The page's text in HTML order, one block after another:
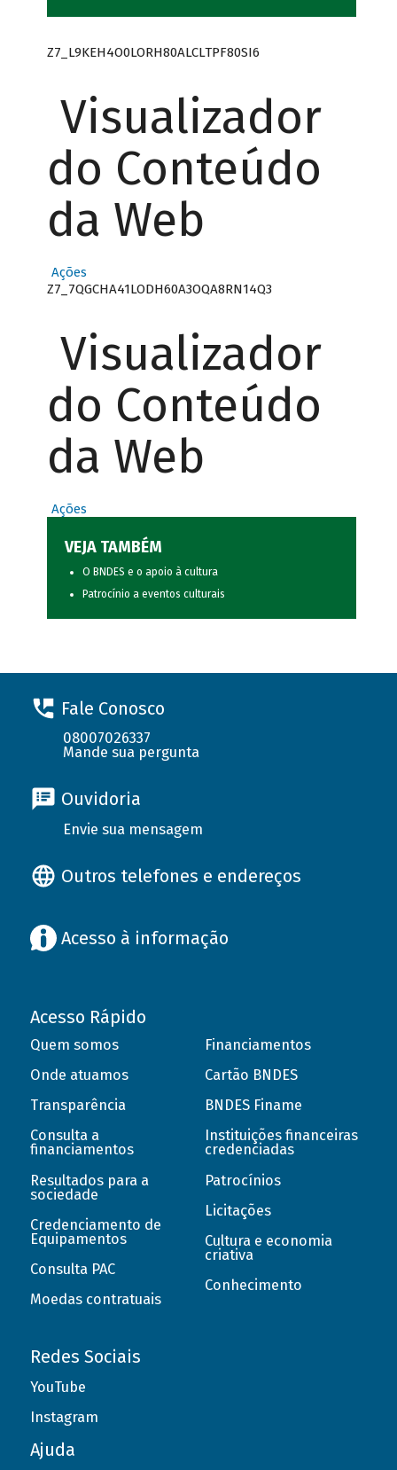
Z7_L9KEH4O0LORH80ALCLTPF80SI6
Visualizador
do Conteúdo
da Web
Ações
Z7_7QGCHA41LODH60A3OQA8RN14Q3
Visualizador
do Conteúdo
da Web
Ações
VEJA TAMBÉM
O BNDES e o apoio à cultura
Patrocínio a eventos culturais
Fale Conosco
08007026337
Mande sua pergunta
Ouvidoria
Envie sua mensagem
Outros telefones e endereços
Acesso à informação
Acesso Rápido
Quem somos
Onde atuamos
Transparência
Consulta a
financiamentos
Resultados para a
sociedade
Credenciamento de
Equipamentos
Consulta PAC
Moedas contratuais
Financiamentos
Cartão BNDES
BNDES Finame
Instituições financeiras
credenciadas
Patrocínios
Licitações
Cultura e economia
criativa
Conhecimento
Redes Sociais
YouTube
Instagram
Ajuda